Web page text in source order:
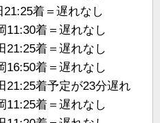
着＝遅れなし
着＝遅れなし
着＝遅れなし
着＝遅れなし
着予定が23分遅れ
着＝遅れなし